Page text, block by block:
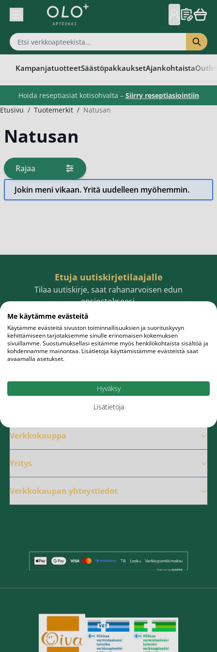
Skip to Content
KampanjatuotteetSäästöpakkauksetAjankohtaista
Hoida reseptiasiat kotisohvalta – Siirry reseptiasiointiin
Etusivu / Tuotemerkit / Natusan
Natusan
Rajaa
tuotteita
Jokin meni vikaan. Yritä uudelleen myöhemmin.
Etuja uutiskirjetilaajalle
Tilaa uutiskirje, saat rahanarvoisen edun
ensiostokseesi.
Sähköpostiosoite
Tilaa
Verkkokauppa
Yritys
Verkkokaupan yhteystiedot
Me käytämme evästeitä
Käytämme evästeitä sivuston toiminnallisuuksien ja suorituskyvyn
kehittämiseen tarjotaksemme sinulle erinomaisen kokemuksen
sivuillamme. Suostumuksellasi esitämme myös henkilökohtaista sisältöä ja
kohdennamme mainontaa. Lisätietoja käyttämistämme evästeistä saat
avaamalla asetukset.
Hyväksy
Lisätietoja